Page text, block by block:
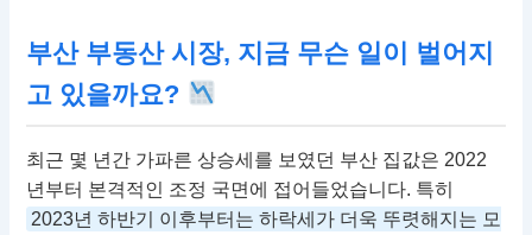
부산 부동산 시장, 지금 무슨 일이 벌어지
고 있을까요?
최근 몇 년간 가파른 상승세를 보였던 부산 집값은 2022
년부터 본격적인 조정 국면에 접어들었습니다. 특히
2023년 하반기 이후부터는 하락세가 더욱 뚜렷해지는 모